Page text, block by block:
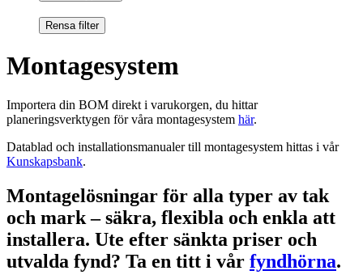
Rensa filter
Montagesystem
Importera din BOM direkt i varukorgen, du hittar
planeringsverktygen för våra montagesystem här.
Datablad och installationsmanualer till montagesystem hittas i vår
Kunskapsbank.
Montagelösningar för alla typer av tak
och mark – säkra, flexibla och enkla att
installera. Ute efter sänkta priser och
utvalda fynd? Ta en titt i vår fyndhörna.